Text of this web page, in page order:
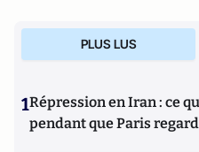
PLUS LUS
1Répression en Iran : ce
pendant que Paris